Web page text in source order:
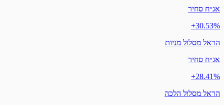
אג״ח סחיר
‎+30.53%
הראל מסלול מניות
אג״ח סחיר
‎+28.41%
הראל מסלול הלכה